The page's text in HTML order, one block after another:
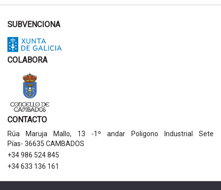
SUBVENCIONA
COLABORA
CONTACTO
Rúa Maruja Mallo, 13 -1º andar Poligono Industrial Sete
Pías- 36635 CAMBADOS
+34 986 524 845
+34 633 136 161